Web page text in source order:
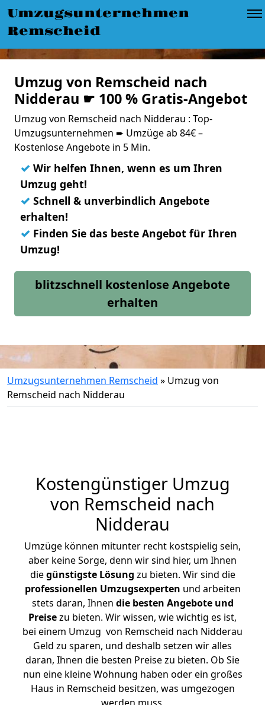
Umzugsunternehmen
Remscheid
Umzug von Remscheid nach
Nidderau ☛ 100 % Gratis-Angebot
Umzug von Remscheid nach Nidderau : Top-
Umzugsunternehmen ➨ Umzüge ab 84€ –
Kostenlose Angebote in 5 Min.
✓ Wir helfen Ihnen, wenn es um Ihren
Umzug geht!
✓ Schnell & unverbindlich Angebote
erhalten!
✓ Finden Sie das beste Angebot für Ihren
Umzug!
blitzschnell kostenlose Angebote
erhalten
Umzugsunternehmen Remscheid » Umzug von
Remscheid nach Nidderau
Kostengünstiger Umzug
von Remscheid nach
Nidderau
Umzüge können mitunter recht kostspielig sein,
aber keine Sorge, denn wir sind hier, um Ihnen
diegünstigste Lösung zu bieten. Wir sind die
professionellen Umzugsexperten und arbeiten
stets daran, Ihnen die besten Angebote und
Preisezu bieten. Wir wissen, wie wichtig es ist,
bei einem Umzug von Remscheid nach Nidderau
Geld zu sparen, und deshalb setzen wir alles
daran, Ihnen die besten Preise zu bieten. Ob Sie
nun eine kleine Wohnung haben oder ein großes
Haus in Remscheid besitzen, was umgezogen